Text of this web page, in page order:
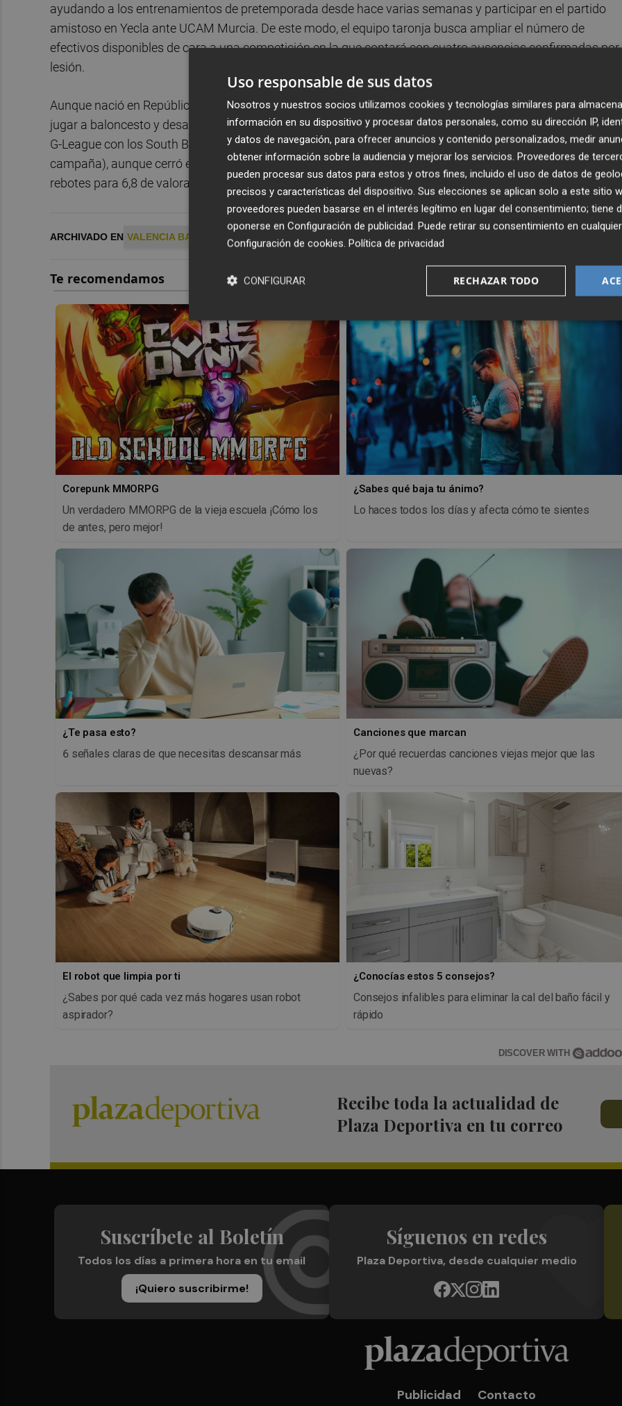
ayudando a los entrenamientos de pretemporada desde hace varias semanas y participar en el partido
amistoso en Yecla ante UCAM Murcia. De este modo, el equipo taronja busca ampliar el número de
efectivos disponibles de cara a una competición en la que contará con cuatro ausencias confirmadas por
lesión.
Aunque nació en República Dominicana, el jugador se crió desde muy pequeño en Hungría, donde
jugar a baloncesto y desarrolló su carrera profesional hasta 2023. Disputó las dos últimas temporadas
G-League con los South Bay Lakers y los Rip City Remix (donde coincidió con Isaac Nogues la pasada
campaña), aunque cerró el curso pasado en el Estra Pistoia en la primera división italiana (5,8 puntos y 4
rebotes para 6,8 de valoración en cinco partidos).
ARCHIVADO EN VALENCIA BASKET
Corepunk MMORPG
Un verdadero MMORPG de la vieja escuela ¡Cómo los
de antes, pero mejor!
¿Sabes qué baja tu ánimo?
Lo haces todos los días y afecta cómo te sientes
¿Te pasa esto?
6 señales claras de que necesitas descansar más
Canciones que marcan
¿Por qué recuerdas canciones viejas mejor que las
nuevas?
El robot que limpia por ti
¿Sabes por qué cada vez más hogares usan robot
aspirador?
¿Conocías estos 5 consejos?
Consejos infalibles para eliminar la cal del baño fácil y
rápido
DISCOVER WITH
Recibe toda la actualidad de
Plaza Deportiva en tu correo
Suscríbete al Boletín
Todos los días a primera hora en tu email
¡Quiero suscribirme!
Síguenos en redes
Plaza Deportiva, desde cualquier medio
Publicidad Contacto
Uso responsable de sus datos
Nosotros y nuestros socios utilizamos cookies y tecnologías similares para
información en su dispositivo y procesar datos personales, como su dirección IP,
y datos de navegación, para ofrecer anuncios y contenido personalizados, medir
obtener información sobre la audiencia y mejorar los servicios. Proveedores de
pueden procesar sus datos para estos y otros fines, incluido el uso de datos de
precisos y características del dispositivo. Sus elecciones se aplican solo a este sitio
proveedores pueden basarse en el interés legítimo en lugar del consentimiento; tiene
oponerse en Configuración de publicidad. Puede retirar su consentimiento en
Configuración de cookies. Política de privacidad
RECHAZAR TODO
CONFIGURAR